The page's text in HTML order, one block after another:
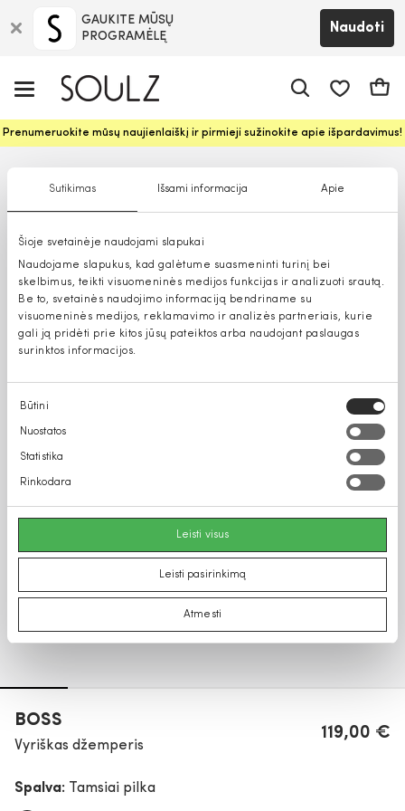
Sutikimas Išsami informacija Apie
Šioje svetainėje naudojami slapukai
Naudojame slapukus, kad galėtume suasmeninti turinį bei
skelbimus, teikti visuomeninės medijos funkcijas ir analizuoti srautą.
Be to, svetainės naudojimo informaciją bendriname su
visuomeninės medijos, reklamavimo ir analizės partneriais, kurie
gali ją pridėti prie kitos jūsų pateiktos arba naudojant paslaugas
surinktos informacijos.
Sutikimo
pasirinkimas
Būtini
Nuostatos
Statistika
Rinkodara
Leisti visus
Leisti pasirinkimą
Atmesti
GAUKITE MŪSŲ
PROGRAMĖLĘ
Naudoti
Prenumeruokite mūsų naujienlaiškį ir pirmieji sužinokite apie išpardavimus!
BOSS
Vyriškas džemperis
119,00 €
Spalva: Tamsiai pilka